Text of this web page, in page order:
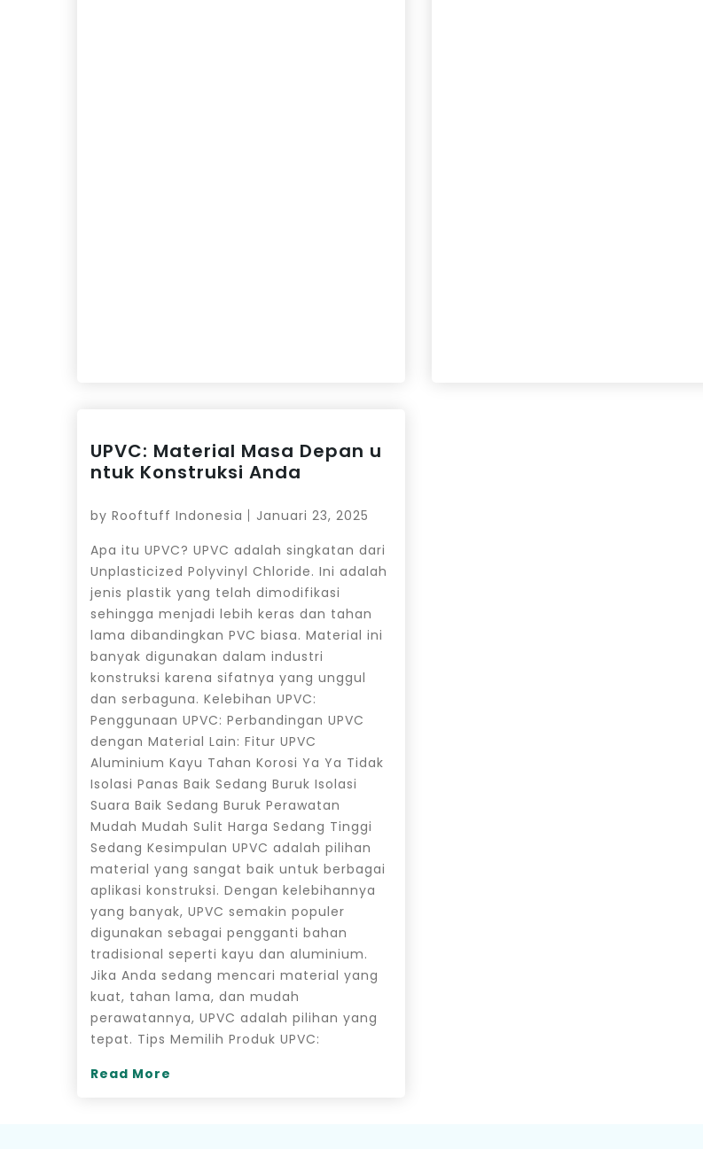
UPVC: Material Masa Depan u
ntuk Konstruksi Anda
by Rooftuff Indonesia
Januari 23, 2025
Apa itu UPVC? UPVC adalah singkatan dari
Unplasticized Polyvinyl Chloride. Ini adalah
jenis plastik yang telah dimodifikasi
sehingga menjadi lebih keras dan tahan
lama dibandingkan PVC biasa. Material ini
banyak digunakan dalam industri
konstruksi karena sifatnya yang unggul
dan serbaguna. Kelebihan UPVC:
Penggunaan UPVC: Perbandingan UPVC
dengan Material Lain: Fitur UPVC
Aluminium Kayu Tahan Korosi Ya Ya Tidak
Isolasi Panas Baik Sedang Buruk Isolasi
Suara Baik Sedang Buruk Perawatan
Mudah Mudah Sulit Harga Sedang Tinggi
Sedang Kesimpulan UPVC adalah pilihan
material yang sangat baik untuk berbagai
aplikasi konstruksi. Dengan kelebihannya
yang banyak, UPVC semakin populer
digunakan sebagai pengganti bahan
tradisional seperti kayu dan aluminium.
Jika Anda sedang mencari material yang
kuat, tahan lama, dan mudah
perawatannya, UPVC adalah pilihan yang
tepat. Tips Memilih Produk UPVC:
Read More